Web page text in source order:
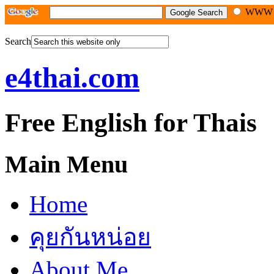
Search
e4thai.com
Free English for Thais
Main Menu
Home
คุยกันหน่อย